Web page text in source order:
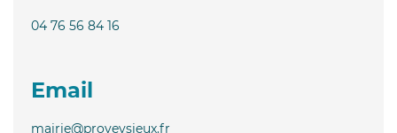
04 76 56 84 16
Email
mairie@proveysieux.fr